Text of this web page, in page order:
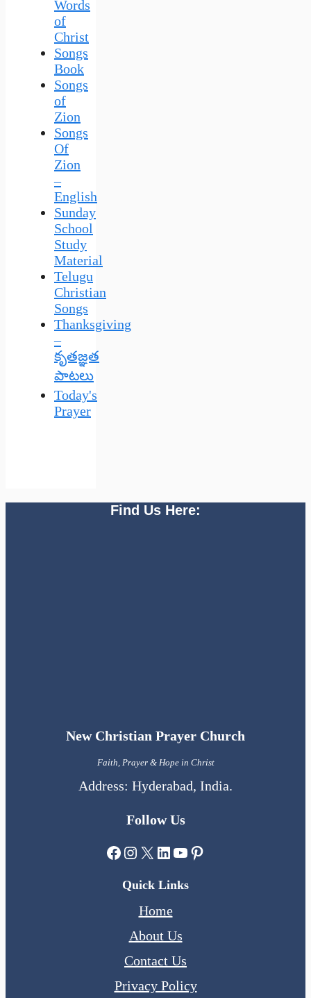
Words
of
Christ
Songs
Book
Songs
of
Zion
Songs
Of
Zion
–
English
Sunday
School
Study
Material
Telugu
Christian
Songs
Thanksgiving
–
కృతజ్ఞత
పాటలు
Today's
Prayer
Find Us Here:
New Christian Prayer Church
Faith, Prayer & Hope in Christ
Address: Hyderabad, India.
Follow Us
Facebook
Instagram
X LinkedIn
YouTube
Pinterest
Quick Links
Home
About Us
Contact Us
Privacy Policy